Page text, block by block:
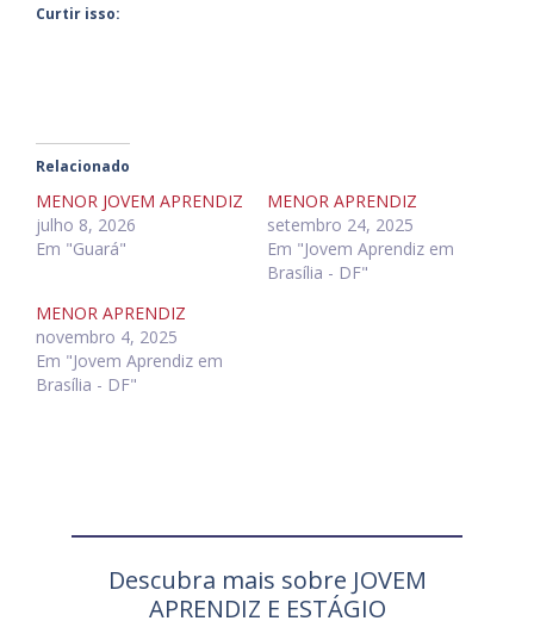
Curtir isso:
Relacionado
MENOR JOVEM APRENDIZ
julho 8, 2026
Em "Guará"
MENOR APRENDIZ
setembro 24, 2025
Em "Jovem Aprendiz em
Brasília - DF"
MENOR APRENDIZ
novembro 4, 2025
Em "Jovem Aprendiz em
Brasília - DF"
Descubra mais sobre JOVEM
APRENDIZ E ESTÁGIO